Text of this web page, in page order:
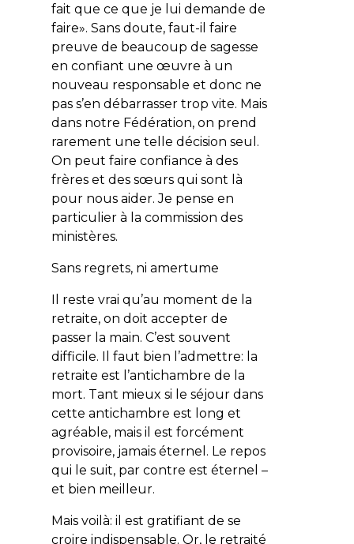
fait que ce que je lui demande de
faire». Sans doute, faut-il faire
preuve de beaucoup de sagesse
en confiant une œuvre à un
nouveau responsable et donc ne
pas s’en débarrasser trop vite. Mais
dans notre Fédération, on prend
rarement une telle décision seul.
On peut faire confiance à des
frères et des sœurs qui sont là
pour nous aider. Je pense en
particulier à la commission des
ministères.
Sans regrets, ni amertume
Il reste vrai qu’au moment de la
retraite, on doit accepter de
passer la main. C’est souvent
difficile. Il faut bien l’admettre: la
retraite est l’antichambre de la
mort. Tant mieux si le séjour dans
cette antichambre est long et
agréable, mais il est forcément
provisoire, jamais éternel. Le repos
qui le suit, par contre est éternel –
et bien meilleur.
Mais voilà: il est gratifiant de se
croire indispensable. Or, le retraité